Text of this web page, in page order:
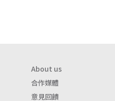
About us
合作媒體
意見回饋